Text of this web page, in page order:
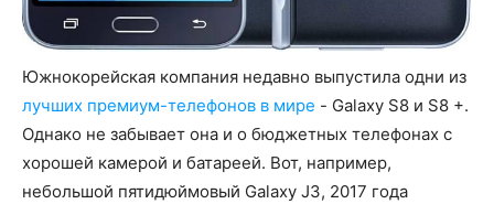
Южнокорейская компания недавно выпустила одни из
лучших премиум-телефонов в мире - Galaxy S8 и S8 +.
Однако не забывает она и о бюджетных телефонах с
хорошей камерой и батареей. Вот, например,
небольшой пятидюймовый Galaxy J3, 2017 года